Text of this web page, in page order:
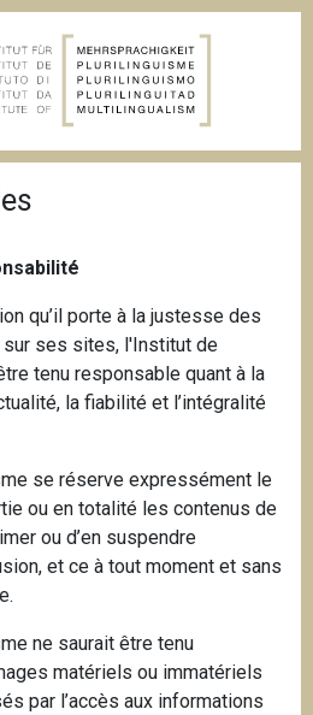
qu’il porte à la justesse des
ses sites, l'Institut de
tenu responsable quant à la
la fiabilité et l’intégralité
se réserve expressément le
ou en totalité les contenus de
ou d’en suspendre
et ce à tout moment et sans
ne saurait être tenu
matériels ou immatériels
par l’accès aux informations